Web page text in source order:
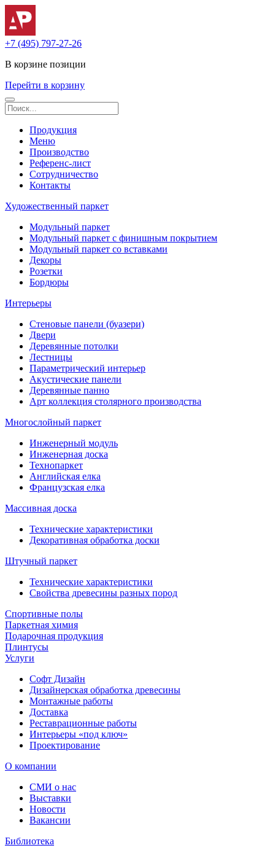
+7 (495) 797-27-26
В корзине позиции
Перейти в корзину
Продукция
Меню
Производство
Референс-лист
Сотрудничество
Контакты
Художественный паркет
Модульный паркет
Модульный паркет с финишным покрытием
Модульный паркет со вставками
Декоры
Розетки
Бордюры
Интерьеры
Стеновые панели (буазери)
Двери
Деревянные потолки
Лестницы
Параметрический интерьер
Акустические панели
Деревянные панно
Арт коллекция столярного производства
Многослойный паркет
Инженерный модуль
Инженерная доска
Технопаркет
Английская елка
Французская елка
Массивная доска
Технические характеристики
Декоративная обработка доски
Штучный паркет
Технические характеристики
Свойства древесины разных пород
Спортивные полы
Паркетная химия
Подарочная продукция
Плинтусы
Услуги
Софт Дизайн
Дизайнерская обработка древесины
Монтажные работы
Доставка
Реставрационные работы
Интерьеры «под ключ»
Проектирование
О компании
СМИ о нас
Выставки
Новости
Вакансии
Библиотека